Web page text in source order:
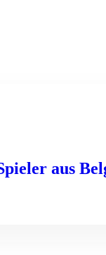
aus